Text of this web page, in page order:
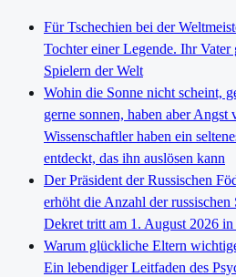
Für Tschechien bei der
Tochter einer Legende. Ihr Vater
Spielern der Welt
Wohin die Sonne nicht scheint,
gerne sonnen, haben aber Angst
Wissenschaftler haben ein
entdeckt, das ihn auslösen kann
Der Präsident der Russischen
erhöht die Anzahl der
Dekret tritt am 1. August 2026
Warum glückliche Eltern
Ein lebendiger Leitfaden des